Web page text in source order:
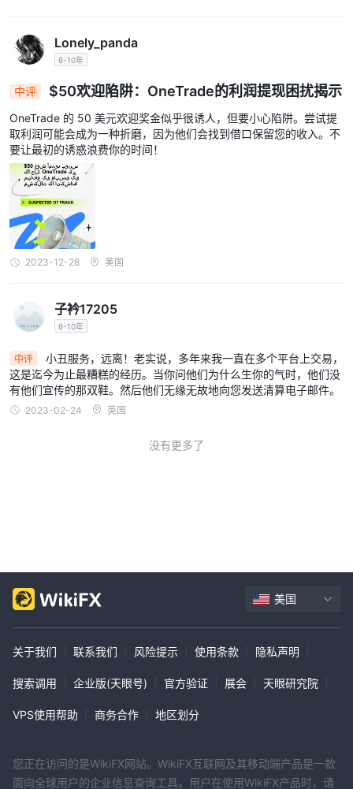
易者、银行和经纪人的需求。无论客户偏好点击交易、社交交易、算
法交易、复制交易还是FIX，One Trade都提供与这些不同需求相匹
配的平台。
存款和取款
根据监管要求，可以通过与OneTrade账户持有人同名的银行电汇进
行存款。此外，还可以通过Skrill、信用卡或借记卡进行有限的资金
转账。由于卡存款受限制，此方法主要适用于紧急存款。
最低账户存款也是一个有利条件，开户的初始存款金额为100美元。
提款将按照规定使用与存款相同的方式进行处理。通过卡片提款只能
在存款后的30天内提款到同一张卡片，提款金额限制为存款金额，
没有相关的fees。
客户支持
如有任何疑问或需要帮助，请随时通过One Trade的专用热线+44
support@onetrade.com与他们联系。他们负责响应的支持团队随
时准备解决您的问题并提供帮助。
结论
括两种类型的accounts（标准和专业），为专业客户提供高杠杆，
管如此，总体而言，OneTrade似乎提供了一套全面的工具和资源，
可以满足各种交易需求。
常见问题
问：我可以用OneTrade交易哪些金融工具？
问：我如何在OneTrade开设账户？
A: 您可以通过访问他们的网站，填写个人详细信息的注册表格，并
A: OneTrade为初学者提供标准账户，为经验丰富的交易者设计了专
Lonely_panda
6-10年
中评 $50欢迎陷阱：OneTrade的利润提现困扰揭示
OneTrade 的 50 美元欢迎奖金似乎很诱人，但要小心陷阱。尝试提
取利润可能会成为一种折磨，因为他们会找到借口保留您的收入。不
要让最初的诱惑浪费你的时间！
2023-12-28 美国
子衿17205
6-10年
中评
小丑服务，远离！老实说，多年来我一直在多个平台上交易，
这是迄今为止最糟糕的经历。当你问他们为什么生你的气时，他们没
有他们宣传的那双鞋。然后他们无缘无故地向您发送清算电子邮件。
2023-02-24 英国
没有更多了
美国
关于我们 联系我们 风险提示 使用条款 隐私声明
搜索调用 企业版(天眼号) 官方验证 展会 天眼研究院
VPS使用帮助 商务合作 地区划分
您正在访问的是WikiFX网站。WikiFX互联网及其移动端产品是一款
面向全球用户的企业信息查询工具。用户在使用WikiFX产品时，请